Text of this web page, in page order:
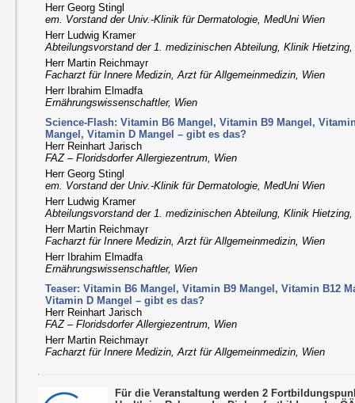
Herr Georg Stingl
em. Vorstand der Univ.-Klinik für Dermatologie, MedUni Wien
Herr Ludwig Kramer
Abteilungsvorstand der 1. medizinischen Abteilung, Klinik Hietzing,
Herr Martin Reichmayr
Facharzt für Innere Medizin, Arzt für Allgemeinmedizin, Wien
Herr Ibrahim Elmadfa
Ernährungswissenschaftler, Wien
Science-Flash: Vitamin B6 Mangel, Vitamin B9 Mangel,
Mangel, Vitamin D Mangel – gibt es das?
Herr Reinhart Jarisch
FAZ – Floridsdorfer Allergiezentrum, Wien
Herr Georg Stingl
em. Vorstand der Univ.-Klinik für Dermatologie, MedUni Wien
Herr Ludwig Kramer
Abteilungsvorstand der 1. medizinischen Abteilung, Klinik Hietzing,
Herr Martin Reichmayr
Facharzt für Innere Medizin, Arzt für Allgemeinmedizin, Wien
Herr Ibrahim Elmadfa
Ernährungswissenschaftler, Wien
Teaser: Vitamin B6 Mangel, Vitamin B9 Mangel, Vitamin B12
Vitamin D Mangel – gibt es das?
Herr Reinhart Jarisch
FAZ – Floridsdorfer Allergiezentrum, Wien
Herr Martin Reichmayr
Facharzt für Innere Medizin, Arzt für Allgemeinmedizin, Wien
Für die Veranstaltung werden 2